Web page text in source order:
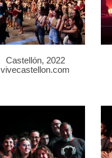
Castellón, 2022
vivecastellon.com